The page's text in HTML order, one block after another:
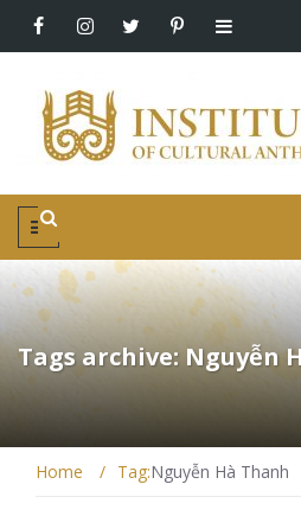
Tags archive: Nguyễn
Home / Tag:Nguyễn Hà Thanh